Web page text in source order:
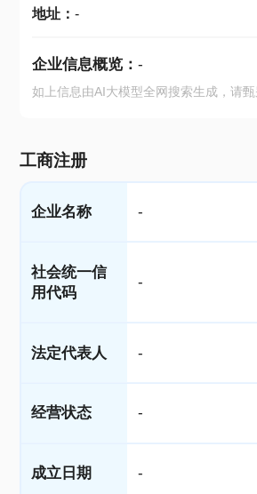
地址： -
企业信息概览： -
如上信息由AI大模型全网搜索生成，请
工商注册
企业名称 -
社会统一信
用代码
-
法定代表人 -
经营状态 -
成立日期 -